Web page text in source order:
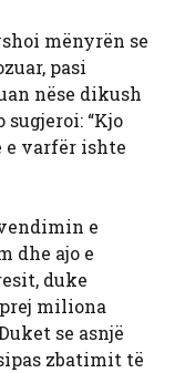
mënyrën se
pasi
nëse dikush
sugjeroi: “Kjo
e varfër ishte
e
dhe ajo e
duke
miliona
se asnjë
zbatimit të